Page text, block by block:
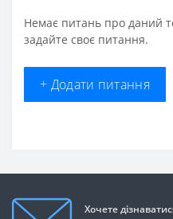
Немає питань про даний
задайте своє питання.
+ Додати питання
Хочете